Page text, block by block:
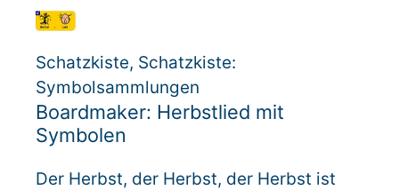
UK Infothek
Produkte
Technik-Support
Rundum-Service
Schatzkiste, Schatzkiste:
Symbolsammlungen
Boardmaker: Herbstlied mit
Symbolen
Der Herbst, der Herbst, der Herbst ist